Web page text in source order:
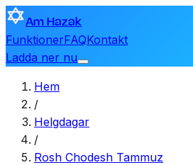
Am Hazak
FunktionerFAQKontakt
Ladda ner nu
Hem
/
Helgdagar
/
Rosh Chodesh Tammuz